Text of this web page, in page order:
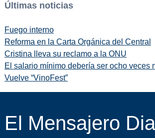
Últimas noticias
Fuego interno
Reforma en la Carta Orgánica del Central
Cristina lleva su reclamo a la ONU
El salario mínimo debería ser ocho veces
Vuelve “VinoFest”
El Mensajero